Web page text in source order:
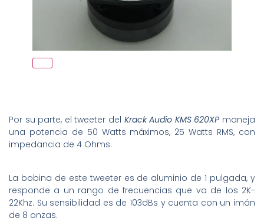
Por su parte, el tweeter del Krack Audio KMS 620XPmaneja
una potencia de 50 Watts máximos, 25 Watts RMS, con
impedancia de 4 Ohms.
La bobina de este tweeter es de aluminio de 1 pulgada, y
responde a un rango de frecuencias que va de los 2K-
22Khz. Su sensibilidad es de 103dBs y cuenta con un imán
de 8 onzas.